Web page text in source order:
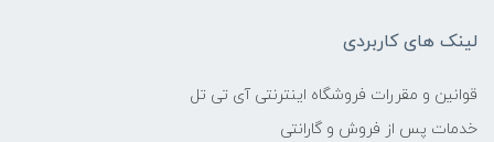
لینک های کاربردی
قوانین و مقررات فروشگاه اینترنتی آی تی تل
خدمات پس از فروش و گارانتی